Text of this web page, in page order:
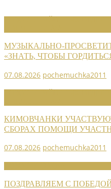
МУЗЫКАЛЬНО-
«ЗНАТЬ, ЧТОБЫ
07.08.2026 pochemuchka2011
КИМОВЧАНКИ
СБОРАХ ПОМОЩИ
07.08.2026 pochemuchka2011
ПОЗДРАВЛЯЕМ С